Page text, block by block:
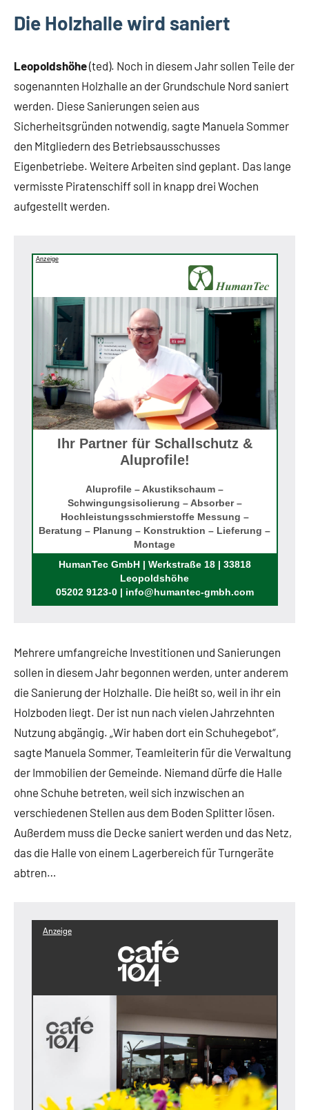
Die Holzhalle wird saniert
Leopoldshöhe(ted). Noch in diesem Jahr sollen Teile der
sogenannten Holzhalle an der Grundschule Nord saniert
werden. Diese Sanierungen seien aus
Sicherheitsgründen notwendig, sagte Manuela Sommer
den Mitgliedern des Betriebsausschusses
Eigenbetriebe. Weitere Arbeiten sind geplant. Das lange
vermisste Piratenschiff soll in knapp drei Wochen
aufgestellt werden.
Anzeige
Ihr Partner für Schallschutz &
Aluprofile!
Aluprofile – Akustikschaum –
Schwingungsisolierung – Absorber –
Hochleistungsschmierstoffe Messung –
Beratung – Planung – Konstruktion – Lieferung –
Montage
Rufen Sie uns an!
HumanTec GmbH | Werkstraße 18 | 33818
Leopoldshöhe
05202 9123-0 | info@humantec-gmbh.com
Mehrere umfangreiche Investitionen und Sanierungen
sollen in diesem Jahr begonnen werden, unter anderem
die Sanierung der Holzhalle. Die heißt so, weil in ihr ein
Holzboden liegt. Der ist nun nach vielen Jahrzehnten
Nutzung abgängig. „Wir haben dort ein Schuhegebot“,
sagte Manuela Sommer, Teamleiterin für die Verwaltung
der Immobilien der Gemeinde. Niemand dürfe die Halle
ohne Schuhe betreten, weil sich inzwischen an
verschiedenen Stellen aus dem Boden Splitter lösen.
Außerdem muss die Decke saniert werden und das Netz,
das die Halle von einem Lagerbereich für Turngeräte
abtren…
Anzeige